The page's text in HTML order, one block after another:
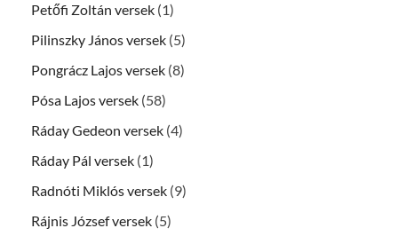
Petőfi Zoltán versek (1)
Pilinszky János versek (5)
Pongrácz Lajos versek (8)
Pósa Lajos versek (58)
Ráday Gedeon versek (4)
Ráday Pál versek (1)
Radnóti Miklós versek (9)
Rájnis József versek (5)